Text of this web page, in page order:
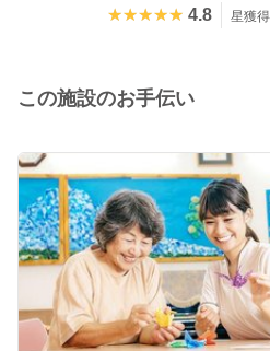
★★★★★
★★★★★ 4.8 星獲
この施設のお手伝い